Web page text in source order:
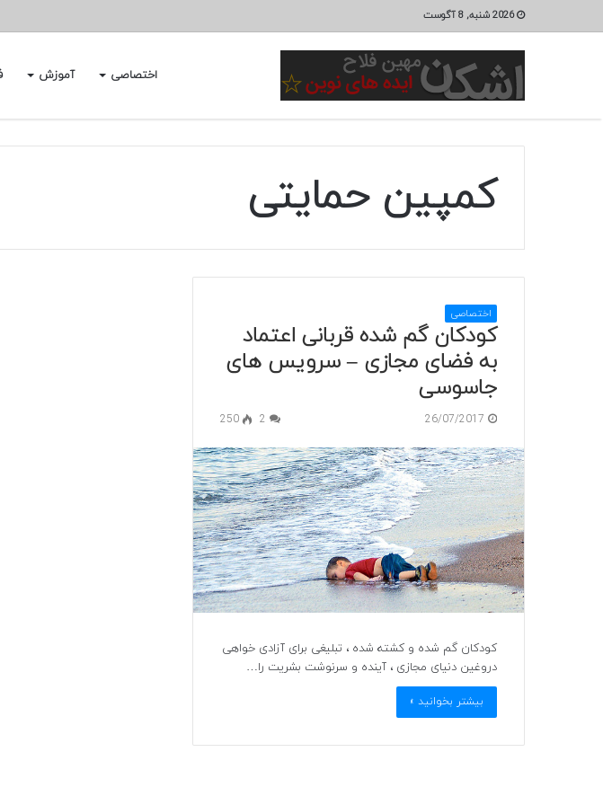
2026 شنبه, 8 آگوست
اختصاصی آموزش
کمپین حمایتی
اختصاصی
کودکان گم شده قربانی اعتماد
به فضای مجازی – سرویس های
جاسوسی
26/07/2017
2
250
کودکان گم شده و کشته شده ، تبلیغی برای آزادی خواهی
دروغین دنیای مجازی ، آینده و سرنوشت بشریت را…
بیشتر بخوانید »